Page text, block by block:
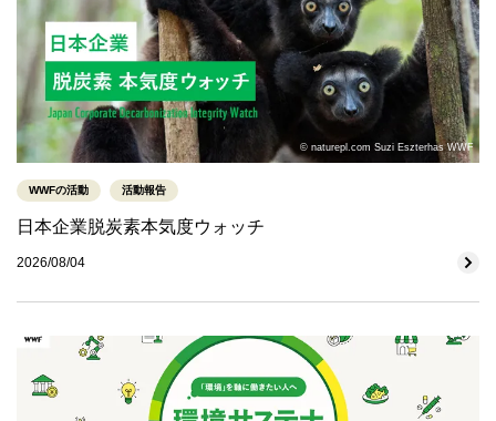
© naturepl.com Suzi Eszterhas WWF
WWFの活動 活動報告
日本企業脱炭素本気度ウォッチ
2026/08/04